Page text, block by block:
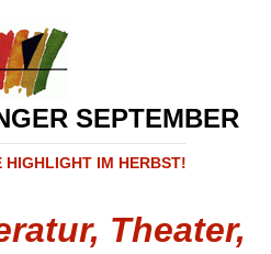
SEPTEMBER
HIGHLIGHT IM HERBST!
Theater,